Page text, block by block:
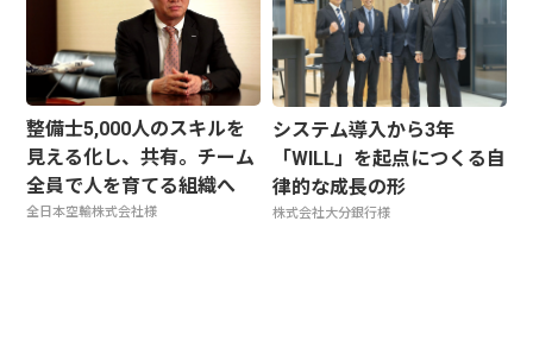
整備士5,000人のスキルを
見える化し、共有。チーム
全員で人を育てる組織へ
全日本空輸株式会社様
システム導入から3年
「WILL」を起点につくる自
律的な成長の形
株式会社大分銀行様